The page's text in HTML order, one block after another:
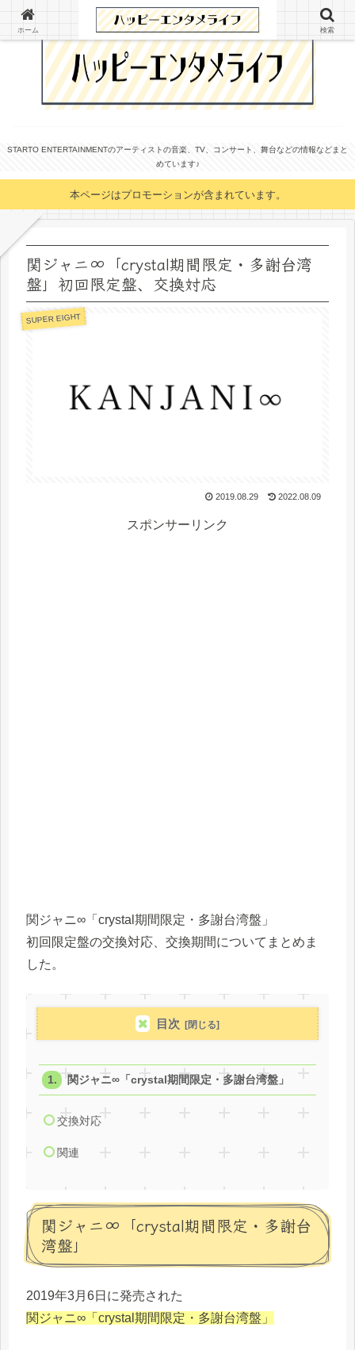
STARTO ENTERTAINMENTのアーティストの音楽、TV、コンサート、舞台などの情報などまと
めています♪
本ページはプロモーションが含まれています。
関ジャニ∞「crystal期間限定・多謝台湾
盤」初回限定盤、交換対応
SUPER EIGHT
2019.08.29 2022.08.09
スポンサーリンク
関ジャニ∞「crystal期間限定・多謝台湾盤」
初回限定盤の交換対応、交換期間についてまとめま
した。
目次
関ジャニ∞「crystal期間限定・多謝台湾盤」
交換対応
関連
関ジャニ∞「crystal期間限定・多謝台
湾盤」
2019年3月6日に発売された
関ジャニ∞「crystal期間限定・多謝台湾盤」
ホーム 検索